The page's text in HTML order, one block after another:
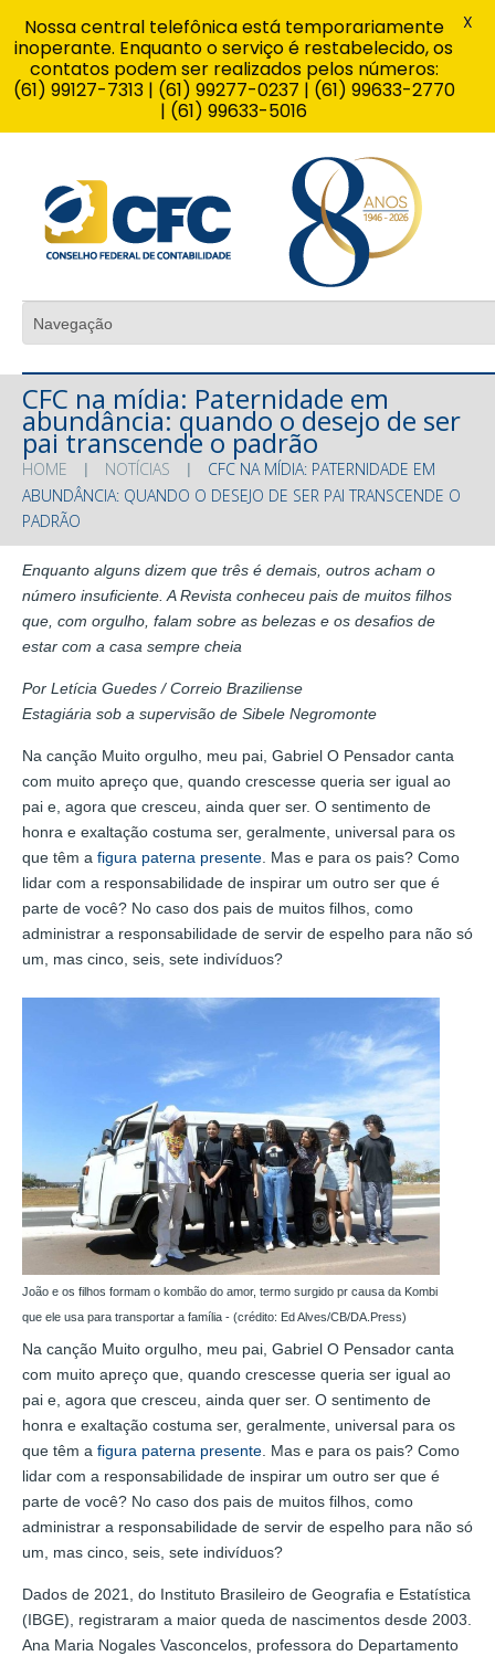
CFC na mídia: Paternidade em
abundância: quando o desejo de ser
pai transcende o padrão
HOME NOTÍCIAS
CFC NA MÍDIA: PATERNIDADE EM
ABUNDÂNCIA: QUANDO O DESEJO DE SER PAI TRANSCENDE O
PADRÃO
Enquanto alguns dizem que três é demais, outros acham o
número insuficiente. A Revista conheceu pais de muitos filhos
que, com orgulho, falam sobre as belezas e os desafios de
estar com a casa sempre cheia
Por Letícia Guedes / Correio Braziliense
Estagiária sob a supervisão de Sibele Negromonte
Na canção Muito orgulho, meu pai, Gabriel O Pensador canta
com muito apreço que, quando crescesse queria ser igual ao
pai e, agora que cresceu, ainda quer ser. O sentimento de
honra e exaltação costuma ser, geralmente, universal para os
que têm a figura paterna presente . Mas e para os pais? Como
lidar com a responsabilidade de inspirar um outro ser que é
parte de você? No caso dos pais de muitos filhos, como
administrar a responsabilidade de servir de espelho para não só
um, mas cinco, seis, sete indivíduos?
João e os filhos formam o kombão do amor, termo surgido pr causa da Kombi
que ele usa para transportar a família - (crédito: Ed Alves/CB/DA.Press)
Na canção Muito orgulho, meu pai, Gabriel O Pensador canta
com muito apreço que, quando crescesse queria ser igual ao
pai e, agora que cresceu, ainda quer ser. O sentimento de
honra e exaltação costuma ser, geralmente, universal para os
que têm a figura paterna presente. Mas e para os pais? Como
lidar com a responsabilidade de inspirar um outro ser que é
parte de você? No caso dos pais de muitos filhos, como
administrar a responsabilidade de servir de espelho para não só
um, mas cinco, seis, sete indivíduos?
Dados de 2021, do Instituto Brasileiro de Geografia e Estatística
(IBGE), registraram a maior queda de nascimentos desde 2003.
Ana Maria Nogales Vasconcelos, professora do Departamento
Nossa central telefônica está temporariamente
inoperante. Enquanto o serviço é restabelecido, os
contatos podem ser realizados pelos números:
(61) 99127-7313 | (61) 99277-0237 | (61) 99633-2770
| (61) 99633-5016
X